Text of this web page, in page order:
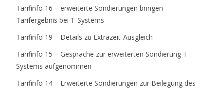
hTarifinfo 16 – erweiterte Sondierungen bringen
Tarifergebnis bei T-Systems
Tarifinfo 19 – Details zu Extrazeit-Ausgleich
Tarifinfo 15 – Gespräche zur erweiterten Sondierung T-
Systems aufgenommen
Tarifinfo 14 – Erweiterte Sondierungen zur Beilegung des